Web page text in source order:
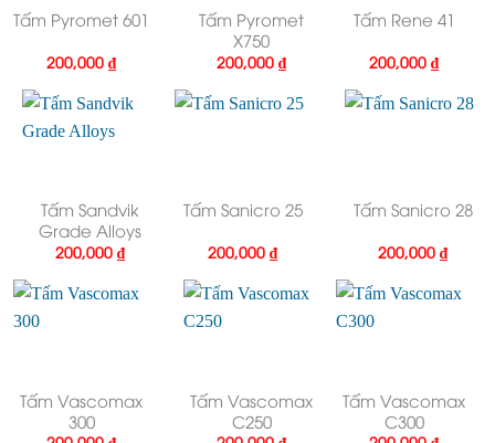
Tấm Pyromet 601
200,000₫
Tấm Pyromet
X750
200,000₫
Tấm Rene 41
200,000₫
Tấm Sandvik
Grade Alloys
200,000₫
Tấm Sanicro 25
200,000₫
Tấm Sanicro 28
200,000₫
Tấm Vascomax
300
Tấm Vascomax
C250
Tấm Vascomax
C300